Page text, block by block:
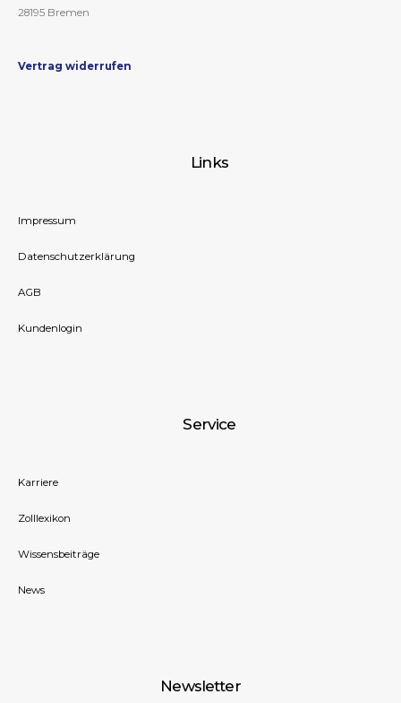
28195 Bremen
Vertrag widerrufen
Links
Impressum
Datenschutzerklärung
AGB
Kundenlogin
Service
Karriere
Zolllexikon
Wissensbeiträge
News
Newsletter